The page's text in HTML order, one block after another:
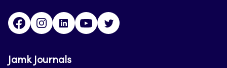
FacebookInstagram
LinkedInYoutube
Jamk Journals